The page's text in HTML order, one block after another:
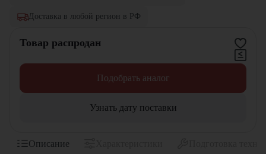
Доставка в любой регион в РФ
Товар распродан
Подобрать аналог
Узнать дату поставки
Описание